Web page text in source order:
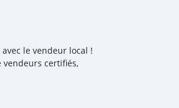
le vendeur local !
vendeurs certifiés,